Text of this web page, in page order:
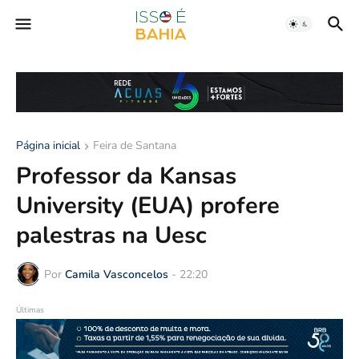
Página inicial Feira de Santana
Professor da Kansas
University (EUA) profere
palestras na Uesc
Por Camila Vasconcelos - 22:20
Últimas